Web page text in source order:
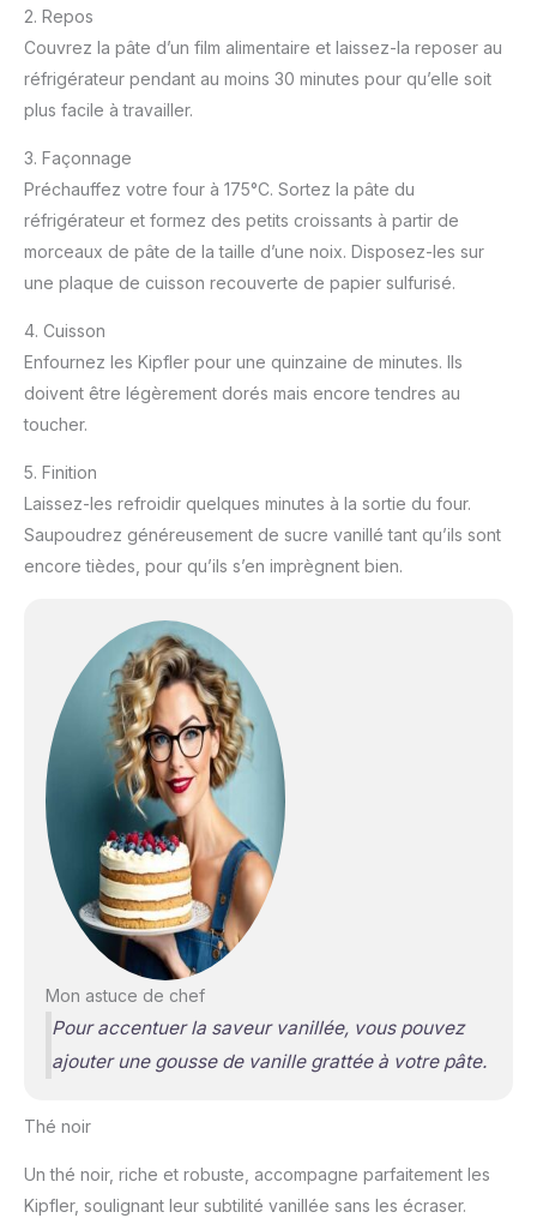
2. Repos
Couvrez la pâte d’un film alimentaire et laissez-la reposer au
réfrigérateur pendant au moins 30 minutes pour qu’elle soit
plus facile à travailler.
3. Façonnage
Préchauffez votre four à 175°C. Sortez la pâte du
réfrigérateur et formez des petits croissants à partir de
morceaux de pâte de la taille d’une noix. Disposez-les sur
une plaque de cuisson recouverte de papier sulfurisé.
4. Cuisson
Enfournez les Kipfler pour une quinzaine de minutes. Ils
doivent être légèrement dorés mais encore tendres au
toucher.
5. Finition
Laissez-les refroidir quelques minutes à la sortie du four.
Saupoudrez généreusement de sucre vanillé tant qu’ils sont
encore tièdes, pour qu’ils s’en imprègnent bien.
Mon astuce de chef
Pour accentuer la saveur vanillée, vous pouvez
ajouter une gousse de vanille grattée à votre pâte.
Thé noir
Un thé noir, riche et robuste, accompagne parfaitement les
Kipfler, soulignant leur subtilité vanillée sans les écraser.